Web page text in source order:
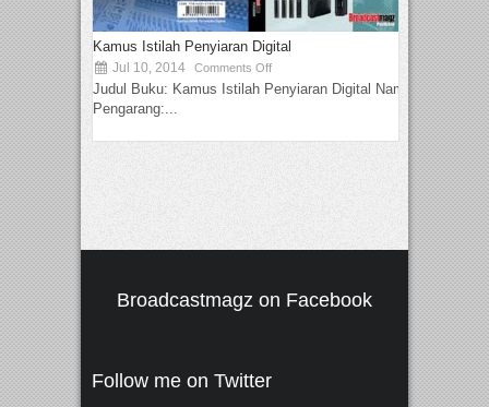
Kamus Istilah Penyiaran Digital
Jul 10, 2014 Comments Off
Judul Buku: Kamus Istilah Penyiaran Digital Nama
Pengarang:...
Broadcastmagz on Facebook
Follow me on Twitter